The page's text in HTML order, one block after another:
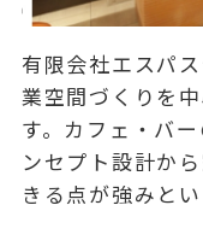
有限会社エスパ
業空間づくりを
す。カフェ・バ
ンセプト設計か
きる点が強みとい